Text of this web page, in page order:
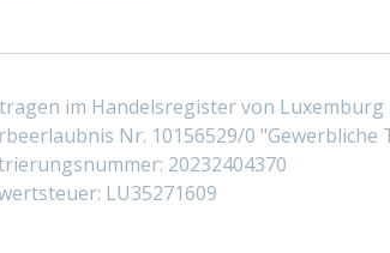
im Handelsregister von
Nr. 10156529/0
20232404370
LU35271609